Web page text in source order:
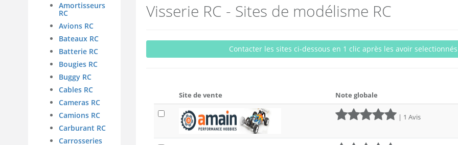
Amortisseurs
RC
Avions RC
Bateaux RC
Batterie RC
Bougies RC
Buggy RC
Cables RC
Cameras RC
Camions RC
Carburant RC
Carrosseries
Visserie RC - Sites de modélisme RC
Contacter les sites ci-dessous en 1 clic après les avoir selectionnés
Site de vente Note globale
| 1 Avis